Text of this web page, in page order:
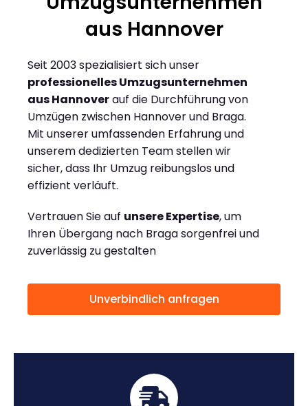
aus Hannover
Seit 2003 spezialisiert sich unser
professionelles Umzugsunternehmen
aus Hannoverauf die Durchführung von
Umzügen zwischen Hannover und Braga.
Mit unserer umfassenden Erfahrung und
unserem dedizierten Team stellen wir
sicher, dass Ihr Umzug reibungslos und
effizient verläuft.
Vertrauen Sie auf unsere Expertise, um
Ihren Übergang nach Braga sorgenfrei und
zuverlässig zu gestalten
Unverbindlich anfragen